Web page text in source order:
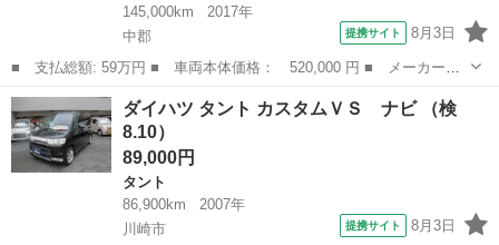
145,000km
2017年
中郡
提携サイト 8月3日
■ 支払総額: 59万円 ■ 車両本体価格： 520,000 円 ■ メーカー
名： ダイハツ ■ 車種名： タント ■ グレード名： カスタムＲ
Ｓ トップエディションＳＡＩＩＩ 純正オプション 前後ダイアト
ーンスピーカー ...
神奈川 中郡 タント
ダイハツ タント カスタムＶＳ ナビ （検
8.10）
89,000円
タント
86,900km
2007年
川崎市
提携サイト 8月3日